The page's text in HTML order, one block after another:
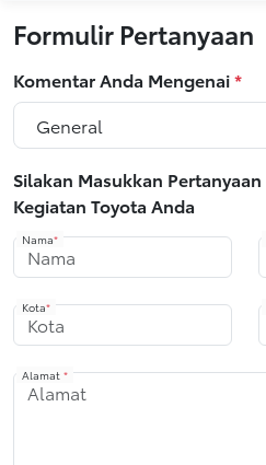
Formulir Pertanyaan
Komentar Anda Mengenai*
Silakan Masukkan
Kegiatan Toyota Anda
Nama*
Kota*
Alamat *